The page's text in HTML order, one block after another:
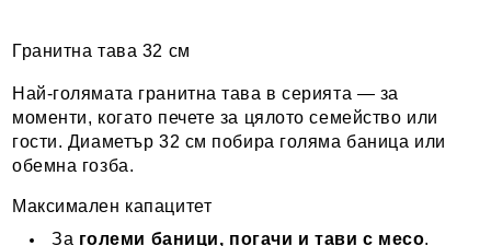
Гранитна тава 32 см
Най-голямата гранитна тава в серията — за
моменти, когато печете за цялото семейство или
гости. Диаметър 32 см побира голяма баница или
обемна гозба.
Максимален капацитет
За големи баници, погачи и тави с месо.